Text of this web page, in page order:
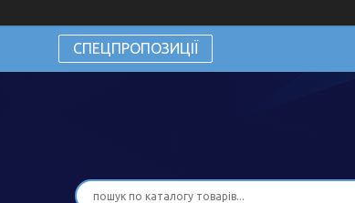
СПЕЦПРОПОЗИЦІЇ